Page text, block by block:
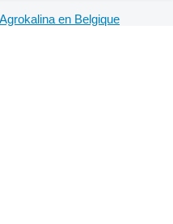
en Belgique